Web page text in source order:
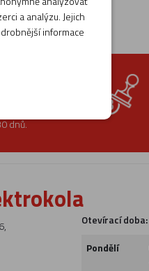
vrácení
dnů.
Otevírací doba:
Pondělí
a analýzu. Jejich
informace